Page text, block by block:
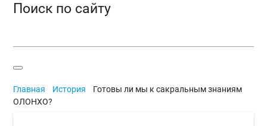
Поиск по сайту
Главная История
Готовы ли мы к сакральным знаниям
ОЛОНХО?